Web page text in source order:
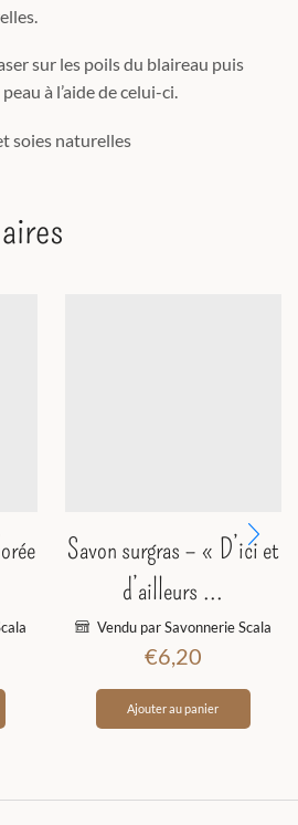
sur les poils du blaireau puis
à l’aide de celui-ci.
soies naturelles
Savon surgras – « D’ici et
d’ailleurs ...
Vendu par Savonnerie Scala
€6,20
Ajouter au panier